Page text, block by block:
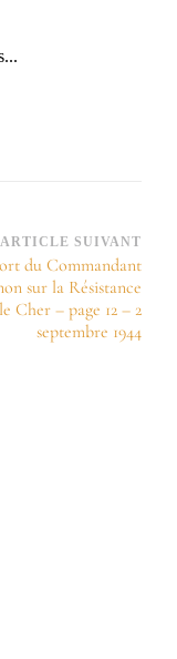
ARTICLE SUIVANT
du Commandant
sur la Résistance
Cher – page 12 – 2
septembre 1944